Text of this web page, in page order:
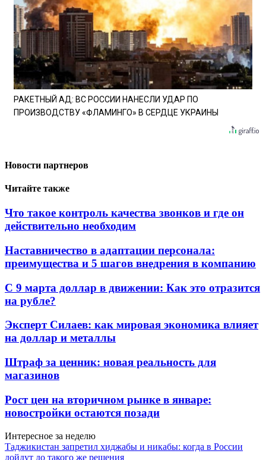
РАКЕТНЫЙ АД: ВС РОССИИ НАНЕСЛИ УДАР ПО
ПРОИЗВОДСТВУ «ФЛАМИНГО» В СЕРДЦЕ УКРАИНЫ
Новости партнеров
Читайте также
Что такое контроль качества звонков и где он
действительно необходим
Наставничество в адаптации персонала:
преимущества и 5 шагов внедрения в компанию
С 9 марта доллар в движении: Как это отразится
на рубле?
Эксперт Силаев: как мировая экономика влияет
на доллар и металлы
Штраф за ценник: новая реальность для
магазинов
Рост цен на вторичном рынке в январе:
новостройки остаются позади
Интересное за неделю
Таджикистан запретил хиджабы и никабы: когда в России
дойдут до такого же решения